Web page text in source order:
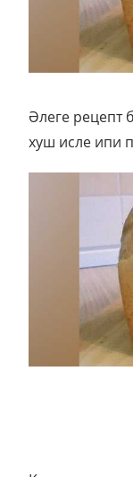
Әлеге рецепт
хуш исле ипи